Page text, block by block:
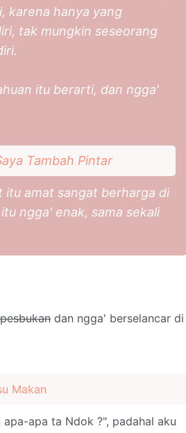
karena hanya yang
tak mungkin seseorang
itu berarti, dan ngga'
Tambah Pintar
itu amat sangat berharga di
ngga' enak, sama sekali
dan ngga' berselancar di
Makan
apa ta Ndok ?", padahal aku